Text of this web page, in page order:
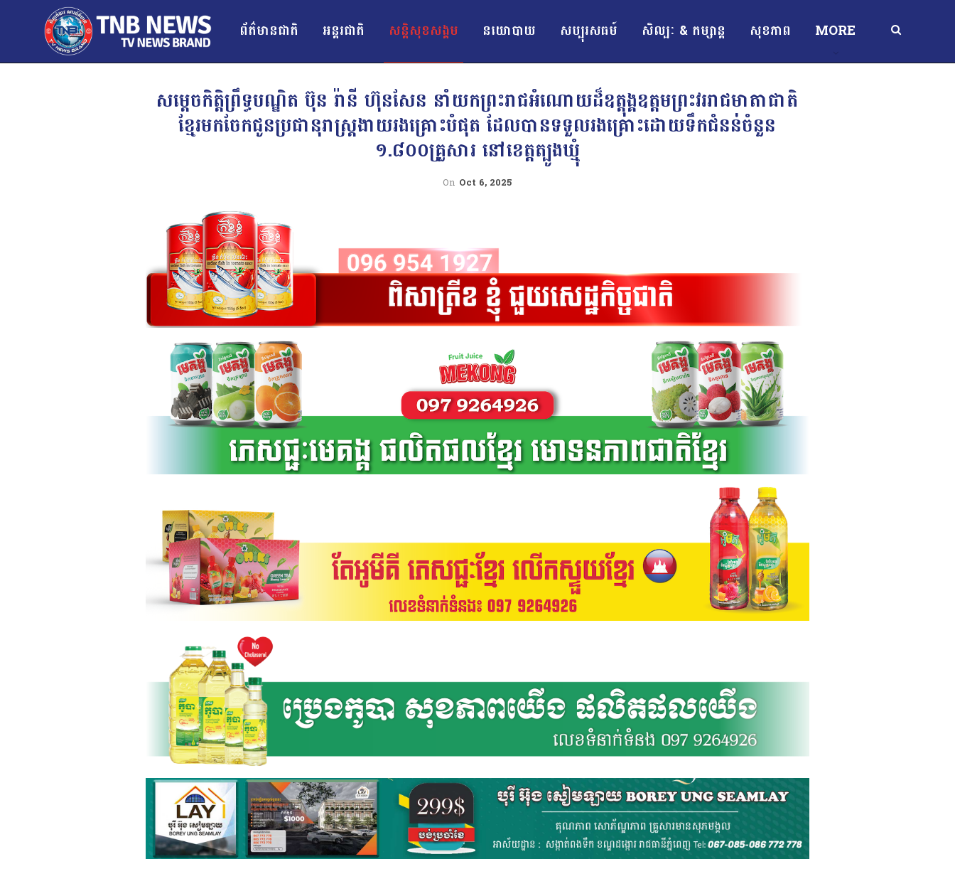
ព័ត៌មានជាតិ អន្ដរជាតិ សន្តិសុខសង្គម នយោបាយ សប្បុរសធម៍ សិល្បៈ & កម្សាន្ត សុខភាព MORE
សម្តេចកិត្តិព្រឹទ្ធបណ្ឌិត ប៊ុន រ៉ានី ហ៊ុនសែន នាំយកព្រះរាជអំណោយដ៏ឧត្តុង្គឧត្តមព្រះវររាជមាតាជាតិ
ខ្មែរមកចែកជូនប្រជានុរាស្ត្រងាយរងគ្រោះបំផុត ដែលបានទទួលរងគ្រោះដោយទឹកជំនន់ចំនួន
១.៨០០គ្រួសារ នៅខេត្តត្បូងឃ្មុំ
On Oct 6, 2025